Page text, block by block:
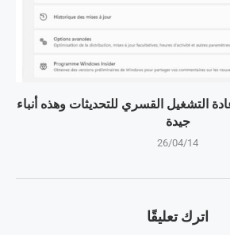
التشغيل القسري للتحديثات وهذه أنباء
جيدة
26/04/14
اترك تعليقًا